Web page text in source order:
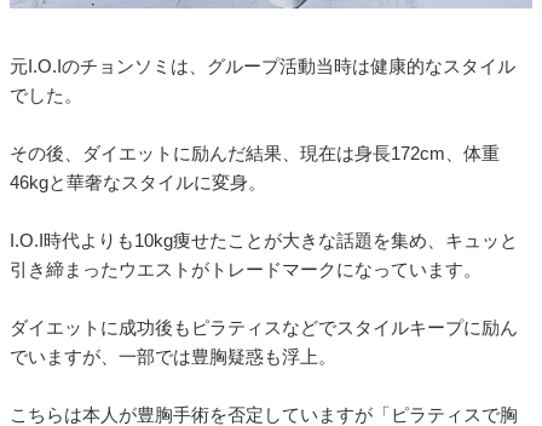
元I.O.Iのチョンソミは、グループ活動当時は健康的なスタイル
でした。
その後、ダイエットに励んだ結果、現在は身長172cm、体重
46kgと華奢なスタイルに変身。
I.O.I時代よりも10kg痩せたことが大きな話題を集め、キュッと
引き締まったウエストがトレードマークになっています。
ダイエットに成功後もピラティスなどでスタイルキープに励ん
でいますが、一部では豊胸疑惑も浮上。
こちらは本人が豊胸手術を否定していますが「ピラティスで胸